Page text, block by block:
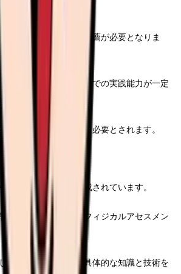
する医療機関からの推薦が必要となりま
ためには、現在の職場での実践能力が一定
求められます。
、基本的な医療知識も必要とされます。
目と区分別科目で構成されています。
生理学や臨床推論、フィジカルアセスメン
た特定行為に関する具体的な知識と技術を